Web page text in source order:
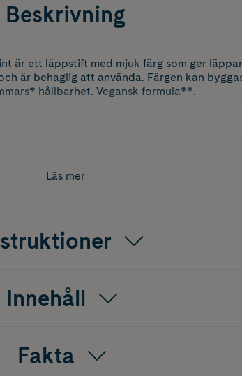
Beskrivning
är ett läppstift med mjuk färg som ger
är behaglig att använda. Färgen kan
hållbarhet. Vegansk formula**.
Läs mer
Innehåll
Fakta